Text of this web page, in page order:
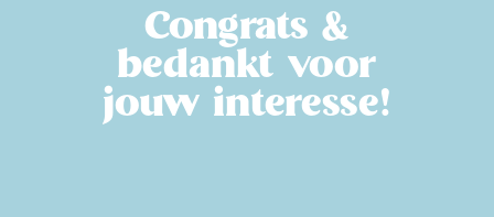
Congrats &
bedankt voor
jouw interesse!